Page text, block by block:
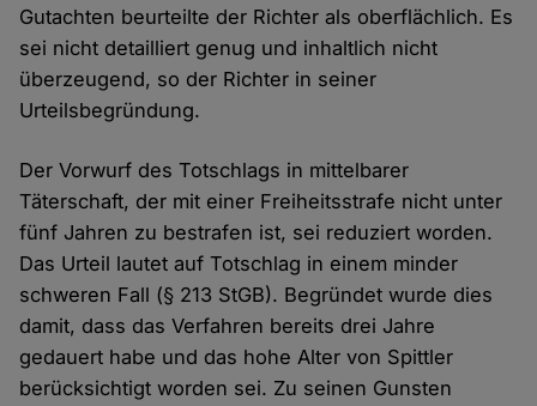
Gutachten beurteilte der Richter als oberflächlich. Es
sei nicht detailliert genug und inhaltlich nicht
überzeugend, so der Richter in seiner
Urteilsbegründung.
Der Vorwurf des Totschlags in mittelbarer
Täterschaft, der mit einer Freiheitsstrafe nicht unter
fünf Jahren zu bestrafen ist, sei reduziert worden.
Das Urteil lautet auf Totschlag in einem minder
schweren Fall (§ 213 StGB). Begründet wurde dies
damit, dass das Verfahren bereits drei Jahre
gedauert habe und das hohe Alter von Spittler
berücksichtigt worden sei. Zu seinen Gunsten